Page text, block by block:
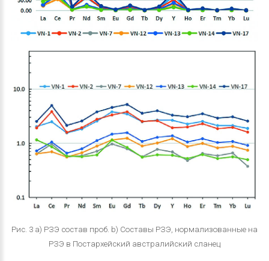
Рис. 3 а) РЗЭ состав проб. b) Составы РЗЭ, нормализованные на
РЗЭ в Постархейский австралийский сланец